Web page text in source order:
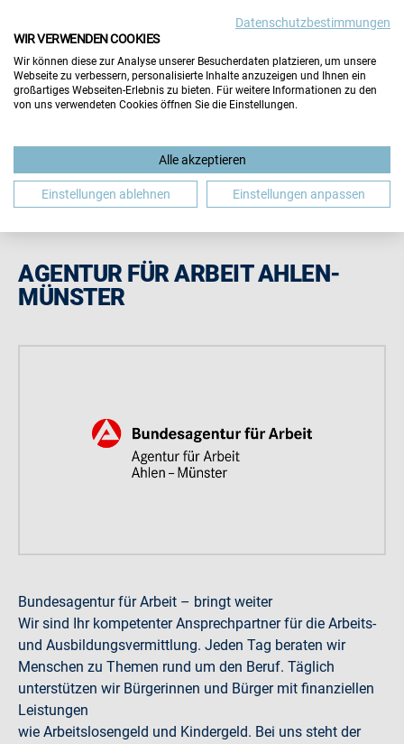
Die Inhalte dieser Seite werden vom
Aussteller selbst gepflegt. Für die Richtigkeit aller
Angaben übernimmt der Veranstalter keine Gewähr.
Hinweis schließen
AGENTUR FÜR ARBEIT AHLEN-
MÜNSTER
Bundesagentur für Arbeit – bringt weiter
Wir sind Ihr kompetenter Ansprechpartner für die Arbeits-
und Ausbildungsvermittlung. Jeden Tag beraten wir
Menschen zu Themen rund um den Beruf. Täglich
unterstützen wir Bürgerinnen und Bürger mit finanziellen
Leistungen
wie Arbeitslosengeld und Kindergeld. Bei uns steht der
Datenschutzbestimmungen
WIR VERWENDEN COOKIES
Wir können diese zur Analyse unserer Besucherdaten platzieren, um unsere
Webseite zu verbessern, personalisierte Inhalte anzuzeigen und Ihnen ein
großartiges Webseiten-Erlebnis zu bieten. Für weitere Informationen zu den
von uns verwendeten Cookies öffnen Sie die Einstellungen.
Alle akzeptieren
Einstellungen ablehnen Einstellungen anpassen